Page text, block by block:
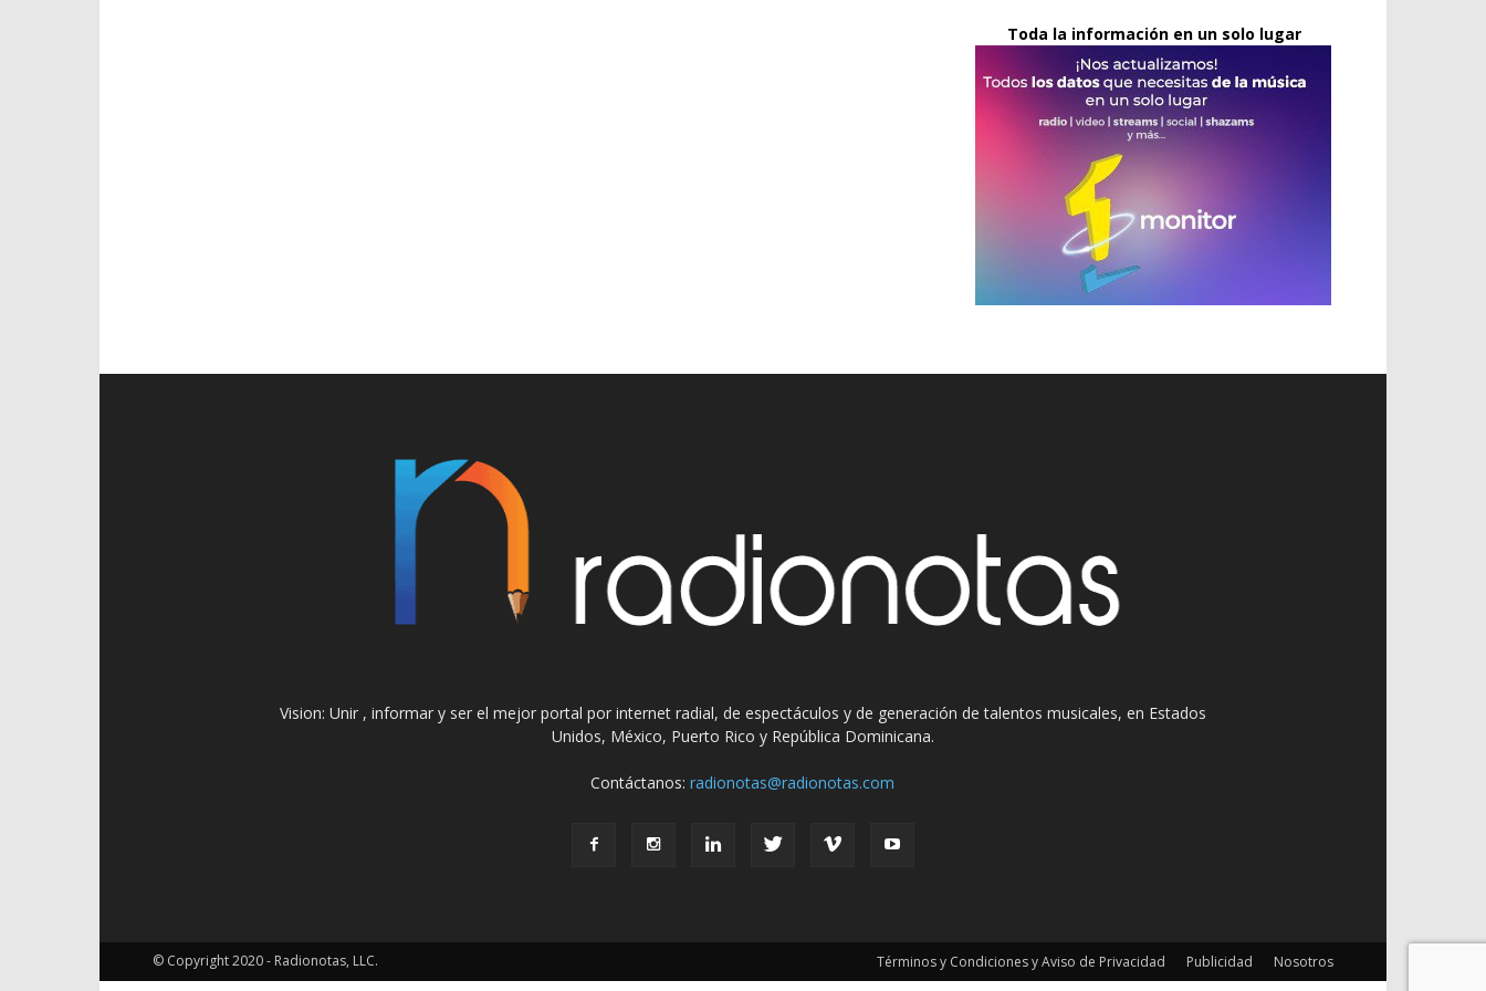
Toda la información en un solo lugar
Vision: Unir , informar y ser el mejor portal por internet radial, de espectáculos y de generación de talentos musicales, en Estados
Unidos, México, Puerto Rico y República Dominicana.
Contáctanos:radionotas@radionotas.com
Términos y Condiciones y Aviso de Privacidad Publicidad Nosotros
© Copyright 2020 - Radionotas, LLC.